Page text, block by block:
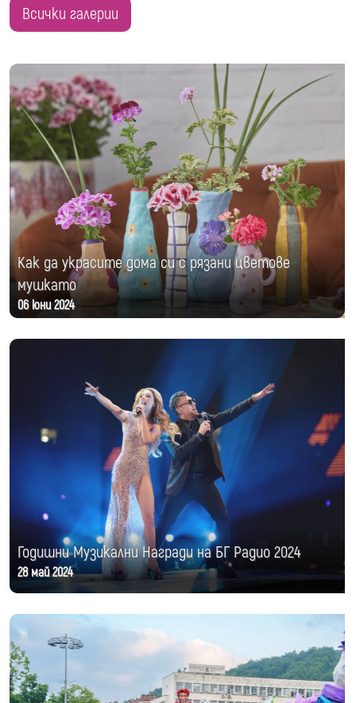
Всички галерии
Как да украсите дома си с рязани цветове
мушкато
06 юни 2024
Годишни Музикални Награди на БГ Радио 2024
28 май 2024